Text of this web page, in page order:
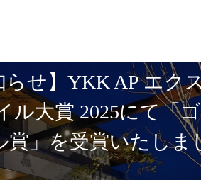
リア例 玉名郡 U様
モダン外構